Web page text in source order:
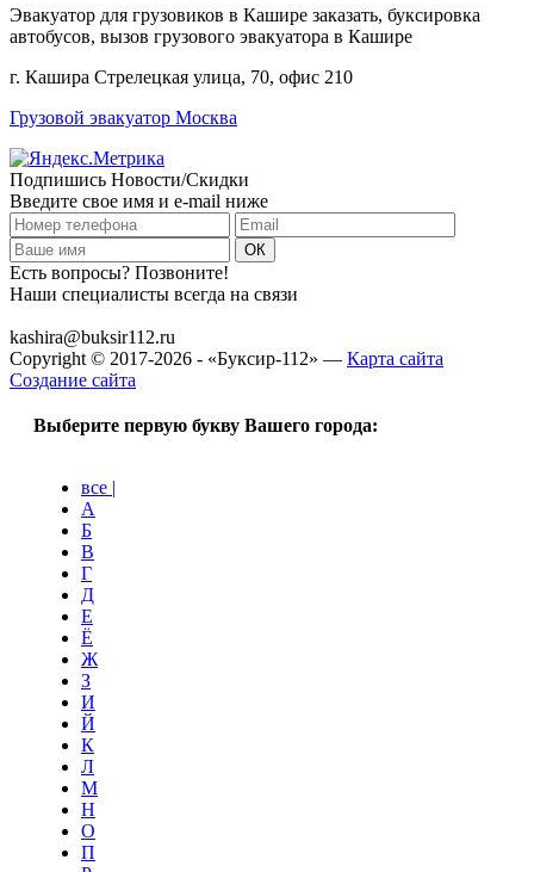
Эвакуатор для грузовиков в Кашире заказать, буксировка
автобусов, вызов грузового эвакуатора в Кашире
г. Кашира Стрелецкая улица, 70, офис 210
Грузовой эвакуатор Москва
Подпишись Новости/Скидки
Введите свое имя и e-mail ниже
Есть вопросы? Позвоните!
Наши специалисты всегда на связи
kashira@buksir112.ru
Copyright © 2017-2026 - «Буксир-112» — Карта сайта
Создание сайта
Выберите первую букву Вашего города:
все |
А
Б
В
Г
Д
Е
Ё
Ж
З
И
Й
К
Л
М
Н
О
П